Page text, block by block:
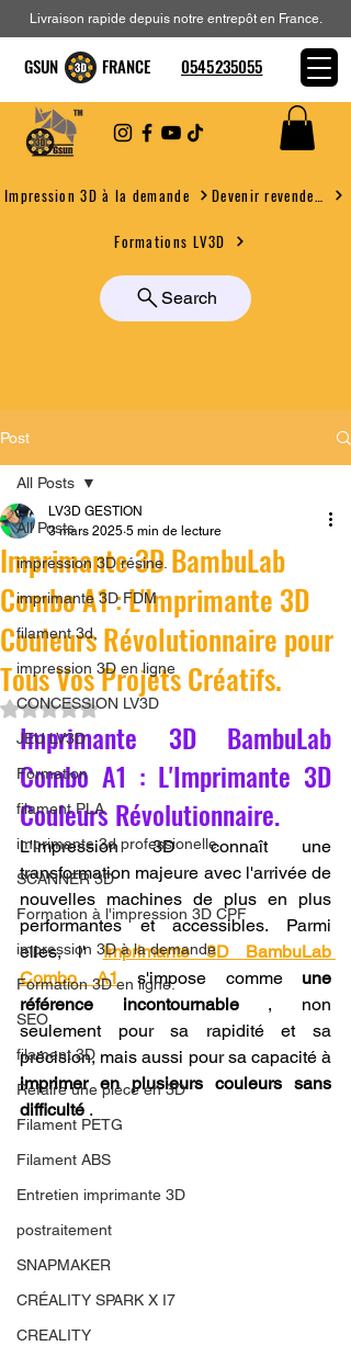
Impression 3D à la demande
Formations LV3D
Search
Livraison rapide depuis notre entrepôt en France.
GSUN FRANCE 0545235055
Post
All Posts
impression 3D résine.
imprimante 3D FDM
filament 3d,
impression 3D en ligne
CONCESSION LV3D
JEU LV3D
Formation
filament PLA
imprimante 3d professionelle
SCANNER 3D
Formation à l'impression 3D CPF
impression 3D à la demande
Formation 3D en ligne.
SEO
filament 3D
Refaire une piece en 3D
Filament PETG
Filament ABS
Entretien imprimante 3D
postraitement
SNAPMAKER
CRÉALITY SPARK X I7
CREALITY
All Posts
Imprimante 3D BambuLab
Combo A1 : L'Imprimante 3D
Couleurs Révolutionnaire pour
Tous Vos Projets Créatifs.
LV3D GESTION
3 mars 2025 5 min de lecture
Noté NaN étoiles sur 5.
Imprimante 3D BambuLab
Combo A1 : L'Imprimante 3D
Couleurs Révolutionnaire.
L'impression 3D connaît une
transformation majeure avec l'arrivée de
nouvelles machines de plus en plus
performantes et accessibles. Parmi
elles, l' Imprimante 3D BambuLab
Combo A1 s'impose comme une
référence incontournable , non
seulement pour sa rapidité et sa
imprimer en plusieurs couleurs sans
difficulté .